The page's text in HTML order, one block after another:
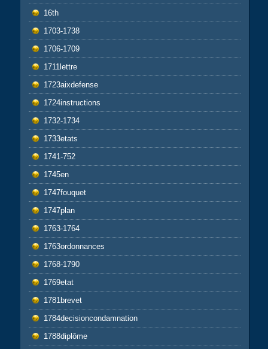
16th
1703-1738
1706-1709
1711lettre
1723aixdefense
1724instructions
1732-1734
1733etats
1741-752
1745en
1747fouquet
1747plan
1763-1764
1763ordonnances
1768-1790
1769etat
1781brevet
1784decisioncondamnation
1788diplôme